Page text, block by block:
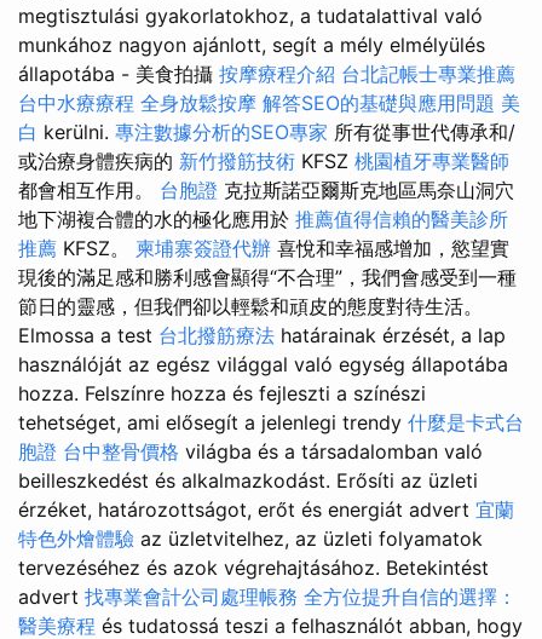
megtisztulási gyakorlatokhoz, a tudatalattival való
munkához nagyon ajánlott, segít a mély elmélyülés
állapotába - 美食拍攝 按摩療程介紹 台北記帳士專業推薦
台中水療療程 全身放鬆按摩 解答SEO的基礎與應用問題 美
白 kerülni. 專注數據分析的SEO專家 所有從事世代傳承和/
或治療身體疾病的 新竹撥筋技術 KFSZ 桃園植牙專業醫師
都會相互作用。 台胞證 克拉斯諾亞爾斯克地區馬奈山洞穴
地下湖複合體的水的極化應用於 推薦值得信賴的醫美診所
推薦 KFSZ。 柬埔寨簽證代辦 喜悅和幸福感增加，慾望實
現後的滿足感和勝利感會顯得“不合理”，我們會感受到一種
節日的靈感，但我們卻以輕鬆和頑皮的態度對待生活。
Elmossa a test 台北撥筋療法 határainak érzését, a lap
használóját az egész világgal való egység állapotába
hozza. Felszínre hozza és fejleszti a színészi
tehetséget, ami elősegít a jelenlegi trendy 什麼是卡式台
胞證 台中整骨價格 világba és a társadalomban való
beilleszkedést és alkalmazkodást. Erősíti az üzleti
érzéket, határozottságot, erőt és energiát advert 宜蘭
特色外燴體驗 az üzletvitelhez, az üzleti folyamatok
tervezéséhez és azok végrehajtásához. Betekintést
advert 找專業會計公司處理帳務 全方位提升自信的選擇：
醫美療程 és tudatossá teszi a felhasználót abban, hogy